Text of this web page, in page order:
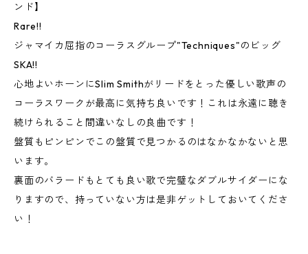
ンド】
Rare!!
ジャマイカ屈指のコーラスグループ"Techniques"のビッグ
SKA!!
心地よいホーンにSlim Smithがリードをとった優しい歌声の
コーラスワークが最高に気持ち良いです！これは永遠に聴き
続けられること間違いなしの良曲です！
盤質もピンピンでこの盤質で見つかるのはなかなかないと思
います。
裏面のバラードもとても良い歌で完璧なダブルサイダーにな
りますので、持っていない方は是非ゲットしておいてくださ
い！